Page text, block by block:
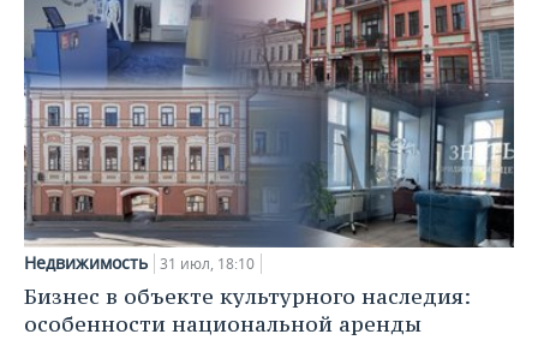
Недвижимость 31 июл, 18:10
Бизнес в объекте культурного наследия:
особенности национальной аренды